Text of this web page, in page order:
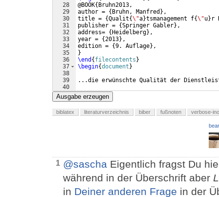
28
29
30
31
32
33
34
35
36
37
38
39
40
41
@BOOK{Bruhn2013,
author = {Bruhn, Manfred } ,
title = {Qualit{\"a}tsmanagement f{\"u} r
publisher = {Springer Gabler} ,
address= {Heidelberg} ,
year = {2013} ,
edition = {9. Auflage} ,
}
\end {filecontents}
\begin{document}
...die erwünschte Qualität der
\printbibliography
Ausgabe erzeugen
biblatex literaturverzeichnis biber fußnoten verbose-
1 @sascha Eigentlich fragst Du
während in der Überschrift aber
in Deiner anderen Frage in der